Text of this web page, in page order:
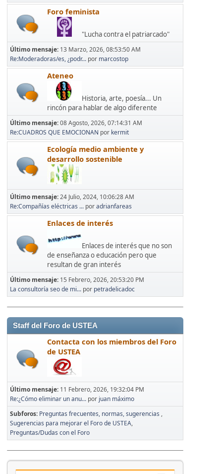
Foro feminista
"Lucha contra el patriarcado"
Último mensaje: 13 Marzo, 2026, 08:53:50 AM
Re:Moderadoras/es, ¿podr... por marcostop
Ateneo
Historia, arte, poesía... Un
rincón para hablar de algo diferente
Último mensaje:08 Agosto, 2026, 07:14:31 AM
Re:CUADROS QUE EMOCIONAN por kermit
Ecología medio ambiente y
desarrollo sostenible
Último mensaje:24 Julio, 2024, 10:06:28 AM
Re:Compañías eléctricas ... poradrianfareas
Enlaces de interés
Enlaces de interés que no son
de enseñanza o educación pero que
resultan de gran interés
Último mensaje: 15 Febrero, 2026, 20:53:20 PM
La consultoría seo de mi... por petradelicadoc
Staff del Foro de USTEA
Contacta con los miembros del Foro
de USTEA
Último mensaje: 11 Febrero, 2026, 19:32:04 PM
Re:¿Cómo eliminar un anu... por juan máximo
Subforos Preguntas frecuentes, normas, sugerencias
Sugerencias para mejorar el Foro de USTEA
Preguntas/Dudas con el Foro